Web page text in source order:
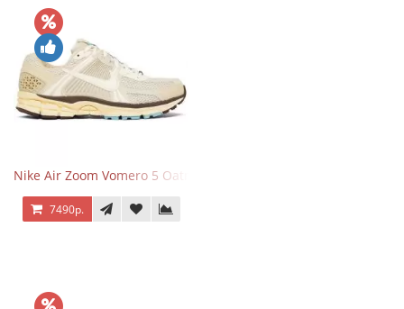
Nike Air Zoom Vomero 5 Oatmeal
7490р.